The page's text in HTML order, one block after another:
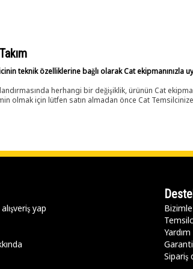
teknik özelliklerine bağlı olarak Cat ekipmanınızla
herhangi bir değişiklik, ürünün Cat
olmak için lütfen satın almadan önce Cat
yap
Sipariş